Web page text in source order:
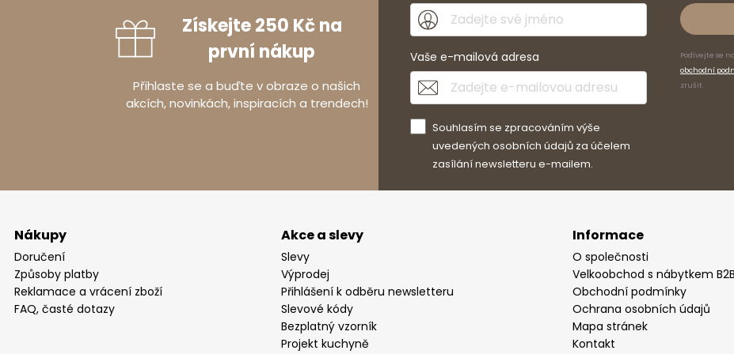
Informace o výrobci
Výrobce
Získejte 250 Kč na
první nákup
Přihlaste se a buďte v obraze o našich
akcích, novinkách, inspiracích a trendech!
Vaše e-mailová adresa
Souhlasím se zpracováním výše
uvedených osobních údajů za účelem
zasílání newsletteru e-mailem.
Podívejte se
obchodní
zrušit.
Nákupy
Doručení
Způsoby platby
Reklamace a vrácení zboží
FAQ, časté dotazy
Akce a slevy
Slevy
Výprodej
Přihlášení k odběru newsletteru
Slevové kódy
Bezplatný vzorník
Projekt kuchyně
Informace
O společnosti
Velkoobchod s nábytkem B2B
Obchodní podmínky
Ochrana osobních údajů
Mapa stránek
Kontakt